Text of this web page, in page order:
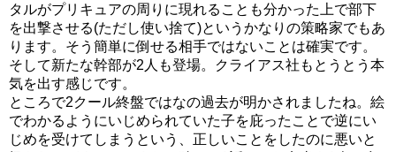
タルがプリキュアの周りに現れることも分かった上で部下
を出撃させる(ただし使い捨て)というかなりの策略家でもあ
ります。そう簡単に倒せる相手ではないことは確実です。
そして新たな幹部が2人も登場。クライアス社もとうとう本
気を出す感じです。
ところで2クール終盤ではなの過去が明かされましたね。絵
でわかるようにいじめられていた子を庇ったことで逆にい
じめを受けてしまうという、正しいことをしたのに悪いと